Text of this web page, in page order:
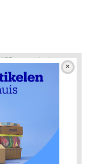
grotendeels
bouw van de laatste
speelplaatsen
2018 opgeleverd. De
het westelijke
volle gang.
onderhoud en
opgeschreven in